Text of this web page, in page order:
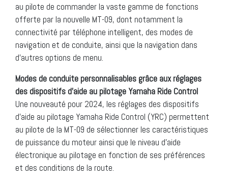
au pilote de commander la vaste gamme de fonctions
offerte par la nouvelle MT-09, dont notamment la
connectivité par téléphone intelligent, des modes de
navigation et de conduite, ainsi que la navigation dans
d’autres options de menu.
Modes de conduite personnalisables grâce aux réglages
des dispositifs d’aide au pilotage Yamaha Ride Control
Une nouveauté pour 2024, les réglages des dispositifs
d’aide au pilotage Yamaha Ride Control (YRC) permettent
au pilote de la MT-09 de sélectionner les caractéristiques
de puissance du moteur ainsi que le niveau d’aide
électronique au pilotage en fonction de ses préférences
et des conditions de la route.